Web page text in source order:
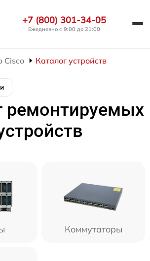
+7 (800) 301-34-05
Ежедневно с 9:00 до 21:00
Cisco Каталог устройств
ремонтируемых
Коммутаторы